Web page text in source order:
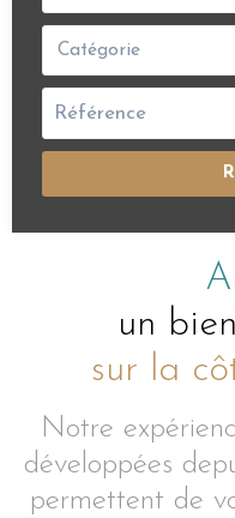
Catégorie
un
sur la
Notre
développées
permettent de